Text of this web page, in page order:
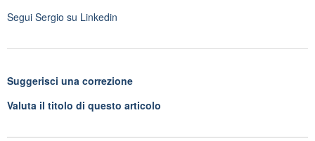
Segui Sergio su Linkedin
Suggerisci una correzione
Valuta il titolo di questo articolo